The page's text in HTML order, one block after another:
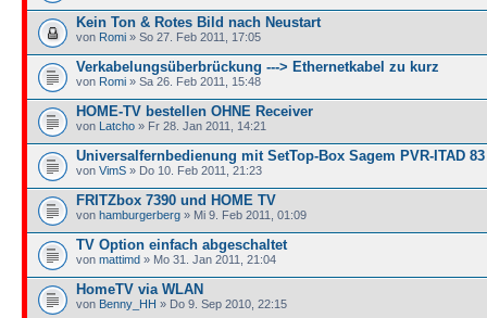
Kein Ton & Rotes Bild nach Neustart
von Romi » So 27. Feb 2011, 17:05
Verkabelungsüberbrückung ---> Ethernetkabel zu kurz
von Romi » Sa 26. Feb 2011, 15:48
HOME-TV bestellen OHNE Receiver
von Latcho » Fr 28. Jan 2011, 14:21
Universalfernbedienung mit SetTop-Box Sagem PVR-ITAD 83
von VimS » Do 10. Feb 2011, 21:23
FRITZbox 7390 und HOME TV
von hamburgerberg » Mi 9. Feb 2011, 01:09
TV Option einfach abgeschaltet
von mattimd » Mo 31. Jan 2011, 21:04
HomeTV via WLAN
von Benny_HH » Do 9. Sep 2010, 22:15